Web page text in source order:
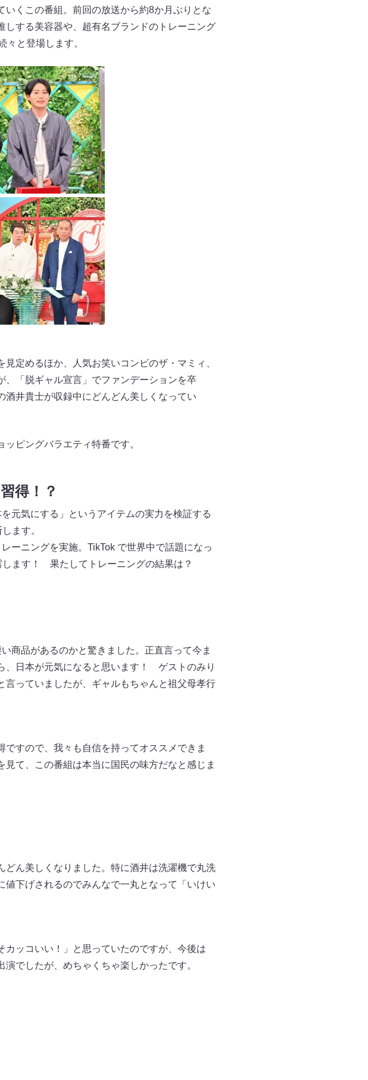
くこの番組。前回の放送から約8か月ぶりとな
する美容器や、超有名ブランドのトレーニング
と登場します。
定めるほか、人気お笑いコンビのザ・マミィ、
「脱ギャル宣言」でファンデーションを卒
井貴士が収録中にどんどん美しくなってい
ピングバラエティ特番です。
得！？
元気にする」というアイテムの実力を検証する
ます。
ーニングを実施。TikTok で世界中で話題になっ
します！ 果たしてトレーニングの結果は？
商品があるのかと驚きました。正直言って今ま
、日本が元気になると思います！ ゲストのみり
っていましたが、ギャルもちゃんと祖父母孝行
すので、我々も自信を持ってオススメできま
て、この番組は本当に国民の味方だなと感じま
ん美しくなりました。特に酒井は洗濯機で丸洗
下げされるのでみんなで一丸となって「いけい
ッコいい！」と思っていたのですが、今後は
でしたが、めちゃくちゃ楽しかったです。